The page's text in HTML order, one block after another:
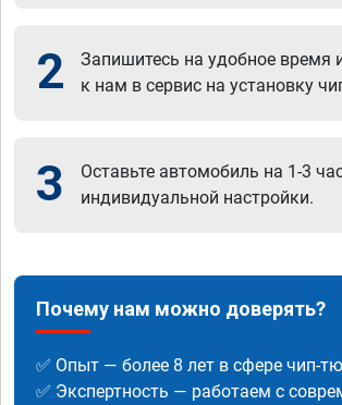
2
Запишитесь на удобное время
к нам в сервис на установку
3
Оставьте автомобиль на 1-3
индивидуальной настройки.
Почему нам можно доверять?
✅ Опыт — более 8 лет в сфере чип-
✅ Экспертность — работаем с